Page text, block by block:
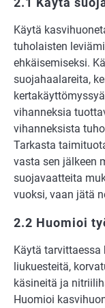
Käytä
tuholaisten
ehkäisemiseksi.
suojahaalareita,
vihanneksia
vihanneksista
Tarkasta
vasta sen jälkeen
suojavaatteita
vuoksi, vaan jätä
2.2 Huomioi
Käytä
liukuesteitä,
käsineitä ja
Huomioi